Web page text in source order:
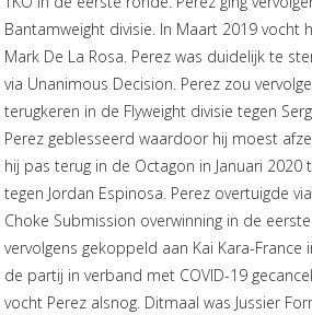
Bantamweight divisie. In Maart 2019 vocht
Mark De La Rosa. Perez was duidelijk te
via Unanimous Decision. Perez zou
terugkeren in de Flyweight divisie tegen
Perez geblesseerd waardoor hij moest
hij pas terug in de Octagon in Januari 2020
tegen Jordan Espinosa. Perez overtuigde
Choke Submission overwinning in de
vervolgens gekoppeld aan Kai Kara-France
de partij in verband met COVID-19
vocht Perez alsnog. Ditmaal was Jussier